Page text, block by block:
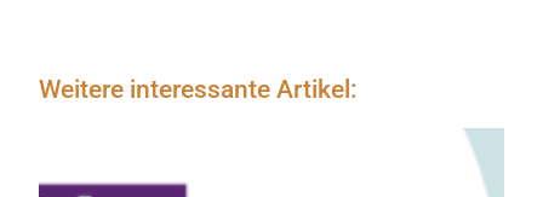
Weitere interessante Artikel: